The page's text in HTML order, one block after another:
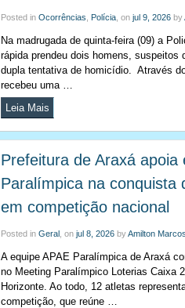
Posted in Ocorrências Polícia , on jul 9, 2026 by
Na madrugada de quinta-feira (09) a
rápida prendeu dois homens, suspeitos
dupla tentativa de homicídio. Através
recebeu uma …
Leia Mais
Prefeitura de Araxá apoia
Paralímpica na conquista
em competição nacional
Posted in Geral , on jul 8, 2026 byAmilton
A equipe APAE Paralímpica de Araxá
no Meeting Paralímpico Loterias Caixa
Horizonte. Ao todo, 12 atletas
competição, que reúne …